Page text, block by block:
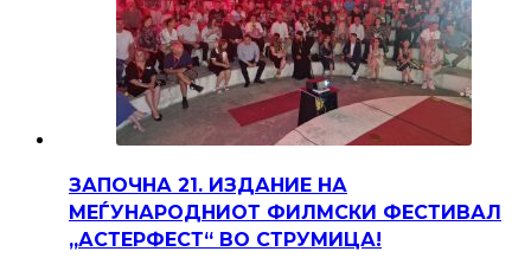
ЗАПОЧНА 21. ИЗДАНИЕ НА
МЕЃУНАРОДНИОТ ФИЛМСКИ ФЕСТИВАЛ
„АСТЕРФЕСТ“ ВО СТРУМИЦА!